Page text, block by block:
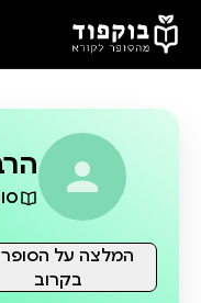
דלג לתוכן הראשי
המלצה על
בקרוב